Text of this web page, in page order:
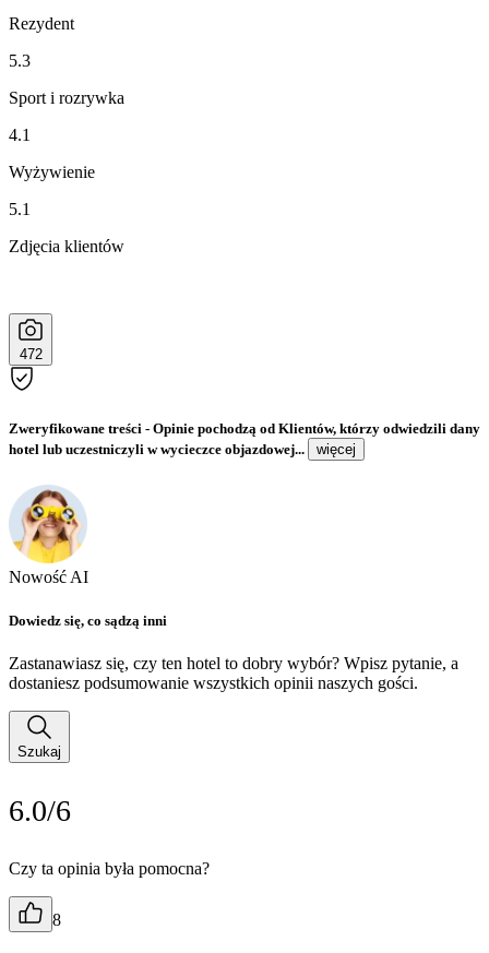
Rezydent
5.3
Sport i rozrywka
4.1
Wyżywienie
5.1
Zdjęcia klientów
472
Zweryfikowane treści - Opinie pochodzą od Klientów, którzy odwiedzili dany
hotel lub uczestniczyli w wycieczce objazdowej...
więcej
Nowość AI
Dowiedz się, co sądzą inni
Zastanawiasz się, czy ten hotel to dobry wybór? Wpisz pytanie, a
dostaniesz podsumowanie wszystkich opinii naszych gości.
Szukaj
6.0/6
Czy ta opinia była pomocna?
8